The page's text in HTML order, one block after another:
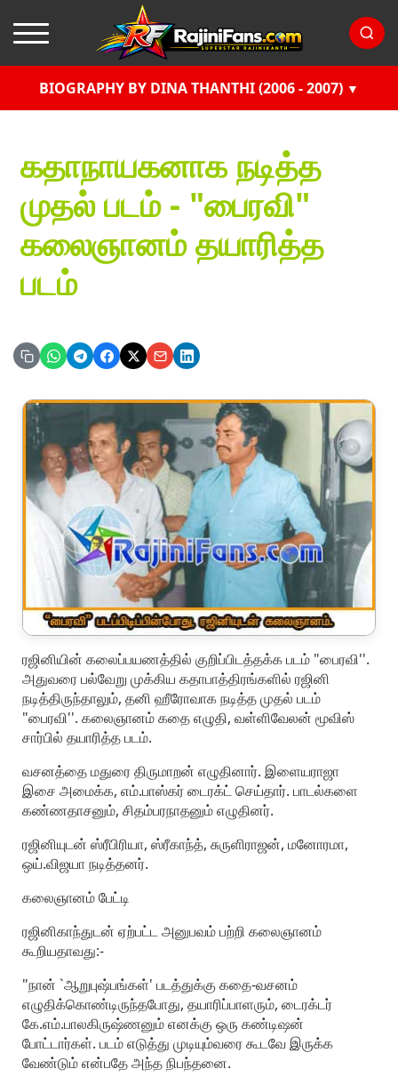
BIOGRAPHY BY DINA THANTHI (2006 - 2007)
கதாநாயகனாக நடித்த
முதல் படம் - "பைரவி"
கலைஞானம் தயாரித்த
படம்
ரஜினியின் கலைப்பயணத்தில் குறிப்பிடத்தக்க படம் "பைரவி''.
அதுவரை பல்வேறு முக்கிய கதாபாத்திரங்களில் ரஜினி
நடித்திருந்தாலும், தனி ஹீரோவாக நடித்த முதல் படம்
"பைரவி''. கலைஞானம் கதை எழுதி, வள்ளிவேலன் மூவிஸ்
சார்பில் தயாரித்த படம்.
வசனத்தை மதுரை திருமாறன் எழுதினார். இளையராஜா
இசை அமைக்க, எம்.பாஸ்கர் டைரக்ட் செய்தார். பாடல்களை
கண்ணதாசனும், சிதம்பரநாதனும் எழுதினர்.
ரஜினியுடன் ஸ்ரீபிரியா, ஸ்ரீகாந்த், சுருளிராஜன், மனோரமா,
ஒய்.விஜயா நடித்தனர்.
கலைஞானம் பேட்டி
ரஜினிகாந்துடன் ஏற்பட்ட அனுபவம் பற்றி கலைஞானம்
கூறியதாவது:-
"நான் `ஆறுபுஷ்பங்கள்' படத்துக்கு கதை-வசனம்
எழுதிக்கொண்டிருந்தபோது, தயாரிப்பாளரும், டைரக்டர்
கே.எம்.பாலகிருஷ்ணனும் எனக்கு ஒரு கண்டிஷன்
போட்டார்கள். படம் எடுத்து முடியும்வரை கூடவே இருக்க
வேண்டும் என்பதே அந்த நிபந்தனை.